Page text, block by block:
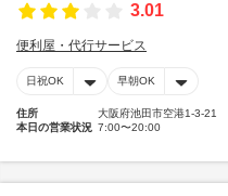
3.01
便利屋・代行サービス
日祝OK 早朝OK
住所
大阪府池田市空港1-3-21
本日の営業状況 7:00〜20:00